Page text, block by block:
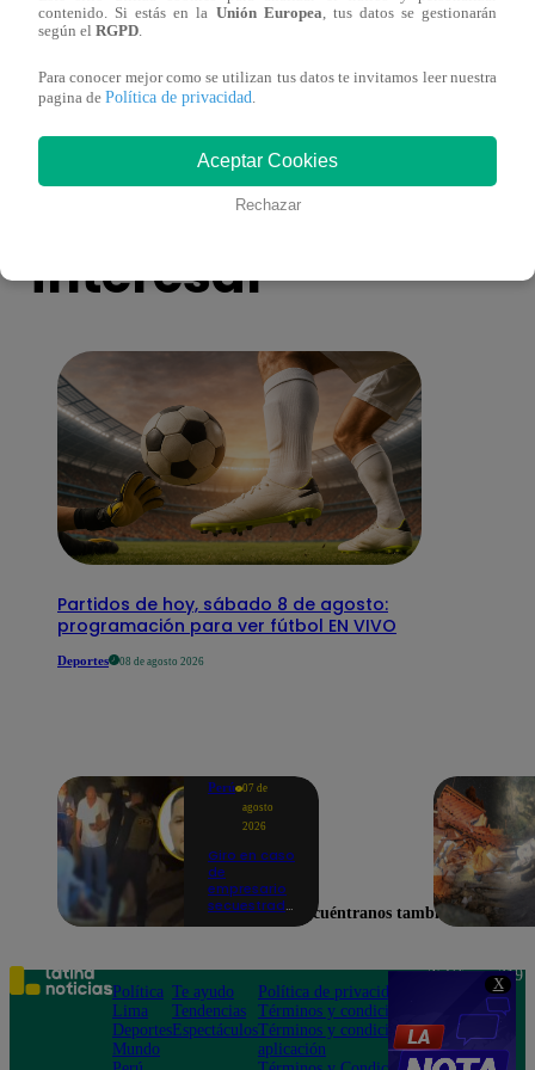
X
eres tú”: una historia de cartas y amor que
También te puede
interesar
Partidos de hoy, sábado 8 de agosto:
programación para ver fútbol EN VIVO
Deportes 08 de agosto 2026
Perú 07 de
agosto
2026
Giro en caso
de
empresario
secuestrado
cuentas
contenido. Si estás en la Unión Europea, tus datos se gestionarán
según el RGPD.
Para conocer mejor como se utilizan tus datos te invitamos leer nuestra
pagina de Política de privacidad.
Aceptar Cookies
Rechazar
Encuéntranos también en
Política
Lima
Deportes
Mundo
Te ayudo
Tendencias
Espectáculos
Política de privacidad
Términos y condiciones
Términos y condiciones
aplicación
Teléfono: 219
Av. San
Felipe 968
Jesús María